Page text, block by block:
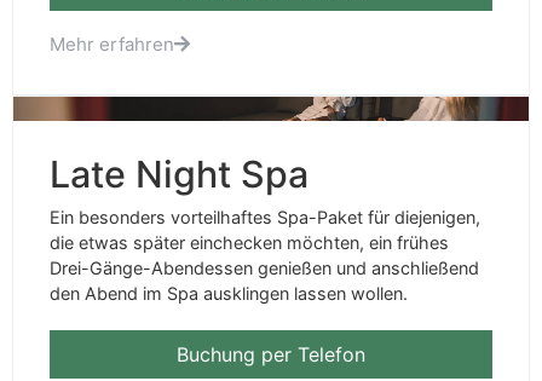
Mehr erfahren
Late Night Spa
Ein besonders vorteilhaftes Spa-Paket für diejenigen,
die etwas später einchecken möchten, ein frühes
Drei-Gänge-Abendessen genießen und anschließend
den Abend im Spa ausklingen lassen wollen.
Buchung per Telefon